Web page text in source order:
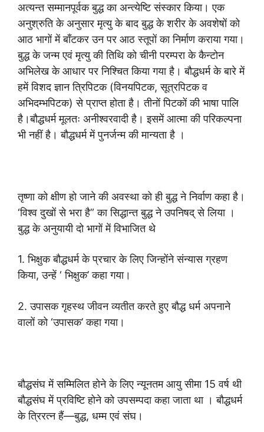
अत्यन्त सम्मानपूर्वक बुद्ध का अन्त्येष्टि संस्कार किया। एक
अनुश्रुति के अनुसार मृत्यु के बाद बुद्ध के शरीर के अवशेषों को
आठ भागों में बाँटकर उन पर आठ स्तूपों का निर्माण कराया गया।
बुद्ध के जन्म एवं मृत्यु की तिथि को चीनी परम्परा के कैन्टोन
अभिलेख के आधार पर निश्चित किया गया है। बौद्धधर्म के बारे में
हमें विशद ज्ञान त्रिपिटक (विनयपिटक, सूत्रपिटक व
अभिदम्भपिटक) से प्राप्त होता है। तीनों पिटकों की भाषा पालि
है।बौद्धधर्म मूलतः अनीश्वरवादी है। इसमें आत्मा की परिकल्पना
भी नहीं है। बौद्धधर्म में पुनर्जन्म की मान्यता है ।
तृष्णा को क्षीण हो जाने की अवस्था को ही बुद्ध ने निर्वाण कहा है।
‘विश्व दुखों से भरा है” का सिद्धान्त बुद्ध ने उपनिषद् से लिया ।
बुद्ध के अनुयायी दो भागों में विभाजित थे
1. भिक्षुक बौद्धधर्म के प्रचार के लिए जिन्होंने संन्यास ग्रहण
किया, उन्हें ‘ भिक्षुक’ कहा गया।
2. उपासक गृहस्थ जीवन व्यतीत करते हुए बौद्ध धर्म अपनाने
वालों को ‘उपासक’ कहा गया।
बौद्धसंघ में सम्मिलित होने के लिए न्यूनतम आयु सीमा 15 वर्ष थी
बौद्धसंघ में प्रविष्टि होने को उपसम्पदा कहा जाता था । बौद्धधर्म
के त्रिरत्न हैं—बुद्ध, धम्म एवं संघ।